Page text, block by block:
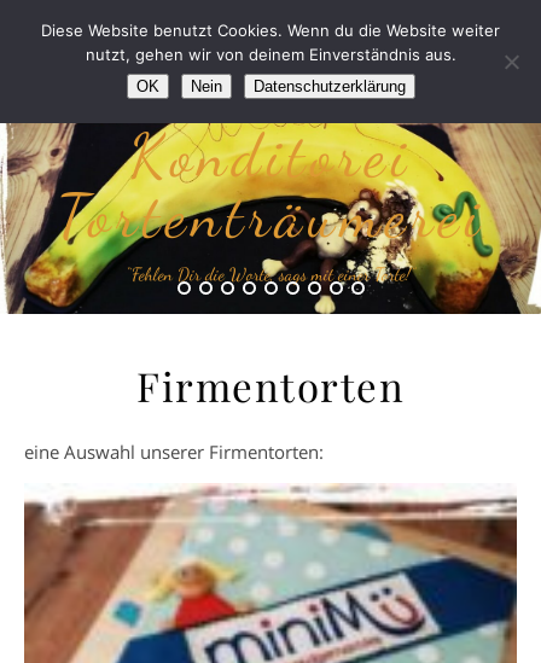
Konditorei
Tortenträumerei
“Fehlen Dir die Worte, sags mit einer Torte!”
Firmentorten
eine Auswahl unserer Firmentorten:
Diese Website benutzt Cookies. Wenn du die Website weiter
nutzt, gehen wir von deinem Einverständnis aus.
OK Nein Datenschutzerklärung